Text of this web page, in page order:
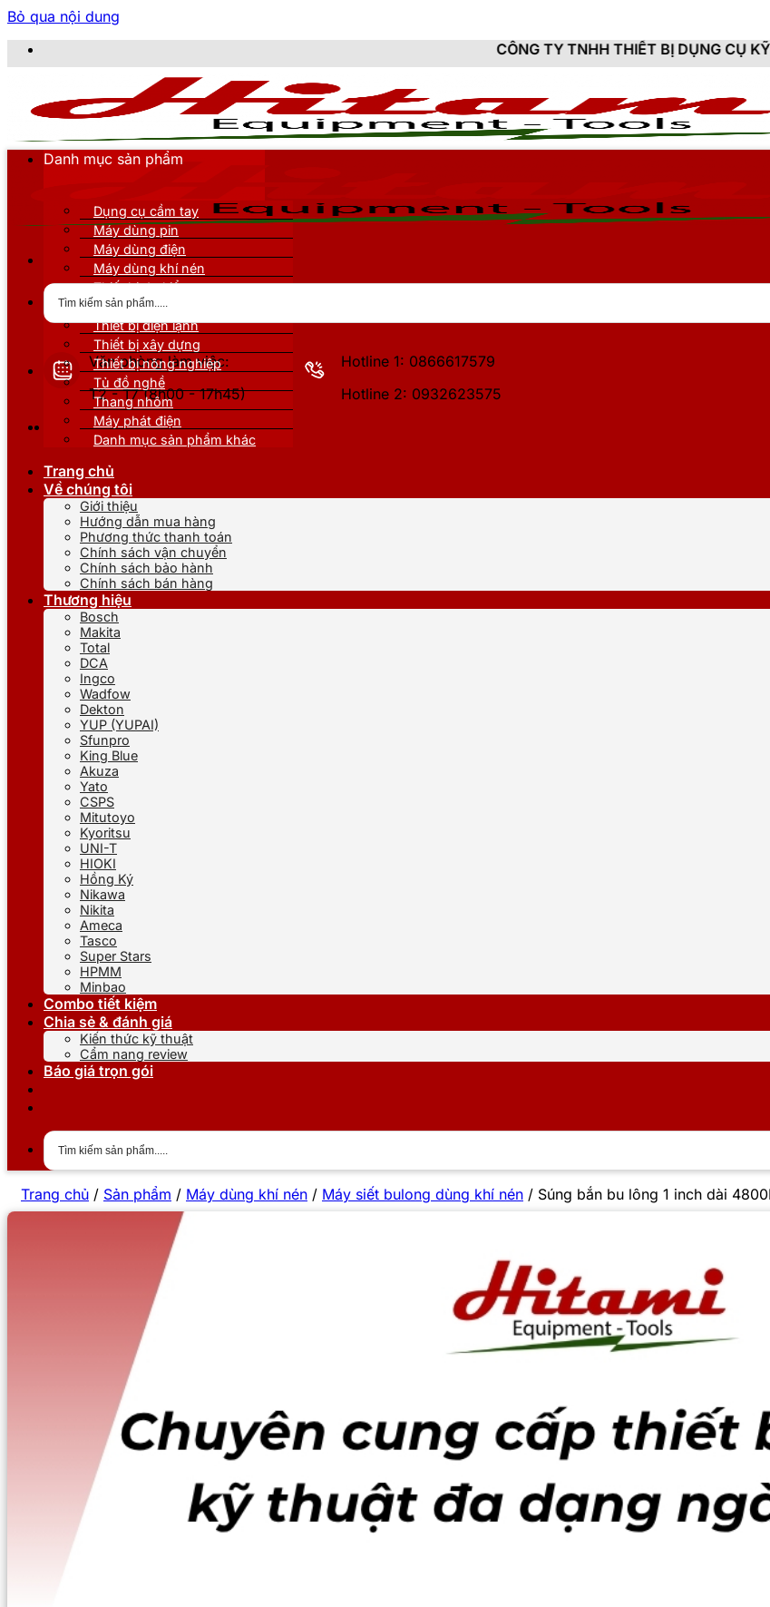
Bỏ qua nội dung
CÔNG TY TNHH THIẾT BỊ DỤNG CỤ KỸ THUẬT
Văn phòng làm việc:
T2 - T7 (8h00 - 17h45)
Hotline 1: 0866617579
Hotline 2: 0932623575
Danh mục sản phẩm
Dụng cụ cầm tay
Máy dùng pin
Máy dùng điện
Máy dùng khí nén
Thiết bị đo kiểm
Thiết bị nâng đỡ
Thiết bị điện lạnh
Thiết bị xây dựng
Thiết bị nông nghiệp
Tủ đồ nghề
Thang nhôm
Máy phát điện
Danh mục sản phẩm khác
Trang chủ
Về chúng tôi
Giới thiệu
Hướng dẫn mua hàng
Phương thức thanh toán
Chính sách vận chuyển
Chính sách bảo hành
Chính sách bán hàng
Thương hiệu
Bosch
Makita
Total
DCA
Ingco
Wadfow
Dekton
YUP (YUPAI)
Sfunpro
King Blue
Akuza
Yato
CSPS
Mitutoyo
Kyoritsu
UNI-T
HIOKI
Hồng Ký
Nikawa
Nikita
Ameca
Tasco
Super Stars
HPMM
Minbao
Combo tiết kiệm
Chia sẻ & đánh giá
Kiến thức kỹ thuật
Cẩm nang review
Báo giá trọn gói
Trang chủ / Sản phẩm / Máy dùng khí nén / Máy siết bulong dùng khí nén / Súng bắn bu lông 1 inch dài